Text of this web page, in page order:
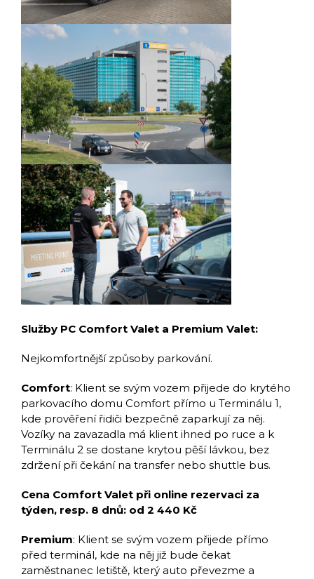
Služby PC Comfort Valet a Premium Valet:
Nejkomfortnější způsoby parkování.
Comfort: Klient se svým vozem přijede do krytého
parkovacího domu Comfort přímo u Terminálu 1,
kde prověření řidiči bezpečně zaparkují za něj.
Vozíky na zavazadla má klient ihned po ruce a k
Terminálu 2 se dostane krytou pěší lávkou, bez
zdržení při čekání na transfer nebo shuttle bus.
Cena Comfort Valet při online rezervaci za
týden, resp. 8 dnů: od 2 440 Kč
Premium: Klient se svým vozem přijede přímo
před terminál, kde na něj již bude čekat
zaměstnanec letiště, který auto převezme a